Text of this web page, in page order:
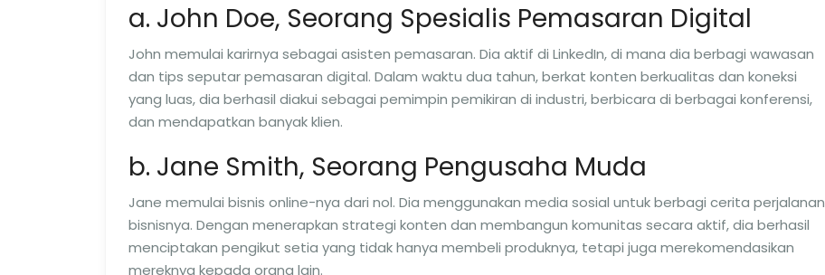
a. John Doe, Seorang Spesialis Pemasaran Digital
John memulai karirnya sebagai asisten pemasaran. Dia aktif di LinkedIn, di mana dia berbagi wawasan
dan tips seputar pemasaran digital. Dalam waktu dua tahun, berkat konten berkualitas dan koneksi
yang luas, dia berhasil diakui sebagai pemimpin pemikiran di industri, berbicara di berbagai konferensi,
dan mendapatkan banyak klien.
b. Jane Smith, Seorang Pengusaha Muda
Jane memulai bisnis online-nya dari nol. Dia menggunakan media sosial untuk berbagi cerita perjalanan
bisnisnya. Dengan menerapkan strategi konten dan membangun komunitas secara aktif, dia berhasil
menciptakan pengikut setia yang tidak hanya membeli produknya, tetapi juga merekomendasikan
mereknya kepada orang lain.